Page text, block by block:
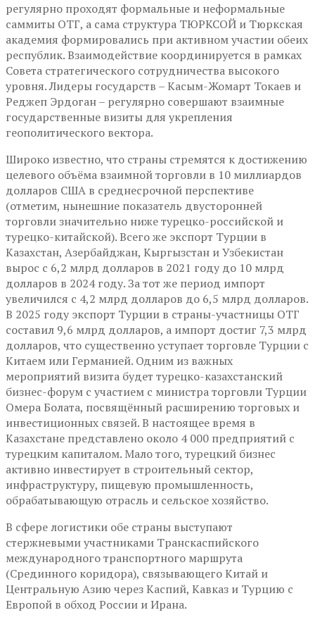
регулярно проходят формальные и неформальные
саммиты ОТГ, а сама структура ТЮРКСОЙ и Тюркская
академия формировались при активном участии обеих
республик. Взаимодействие координируется в рамках
Совета стратегического сотрудничества высокого
уровня. Лидеры государств – Касым-Жомарт Токаев и
Реджеп Эрдоган – регулярно совершают взаимные
государственные визиты для укрепления
геополитического вектора.
Широко известно, что страны стремятся к достижению
целевого объёма взаимной торговли в 10 миллиардов
долларов США в среднесрочной перспективе
(отметим, нынешние показатель двусторонней
торговли значительно ниже турецко-российской и
турецко-китайской). Всего же экспорт Турции в
Казахстан, Азербайджан, Кыргызстан и Узбекистан
вырос с 6,2 млрд долларов в 2021 году до 10 млрд
долларов в 2024 году. За тот же период импорт
увеличился с 4,2 млрд долларов до 6,5 млрд долларов.
В 2025 году экспорт Турции в страны-участницы ОТГ
составил 9,6 млрд долларов, а импорт достиг 7,3 млрд
долларов, что существенно уступает торговле Турции с
Китаем или Германией. Одним из важных
мероприятий визита будет турецко-казахстанский
бизнес-форум с участием с министра торговли Турции
Омера Болата, посвящённый расширению торговых и
инвестиционных связей. В настоящее время в
Казахстане представлено около 4 000 предприятий с
турецким капиталом. Мало того, турецкий бизнес
активно инвестирует в строительный сектор,
инфраструктуру, пищевую промышленность,
обрабатывающую отрасль и сельское хозяйство.
В сфере логистики обе страны выступают
стержневыми участниками Транскаспийского
международного транспортного маршрута
(Срединного коридора), связывающего Китай и
Центральную Азию через Каспий, Кавказ и Турцию с
Европой в обход России и Ирана.